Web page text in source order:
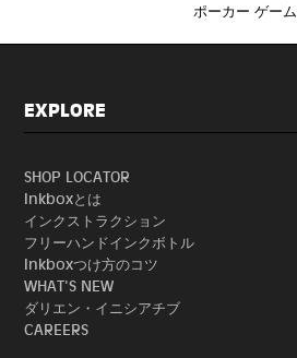
ポーカー ゲーム
EXPLORE
SHOP LOCATOR
Inkboxとは
インクストラクション
フリーハンドインクボトル
Inkboxつけ方のコツ
WHAT'S NEW
ダリエン・イニシアチブ
CAREERS